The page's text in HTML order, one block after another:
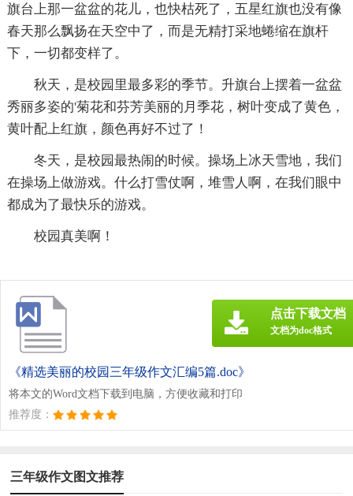
旗台上那一盆盆的花儿，也快枯死了，五星红旗也没有像
春天那么飘扬在天空中了，而是无精打采地蜷缩在旗杆
下，一切都变样了。
秋天，是校园里最多彩的季节。升旗台上摆着一盆盆
秀丽多姿的'菊花和芬芳美丽的月季花，树叶变成了黄色，
黄叶配上红旗，颜色再好不过了！
冬天，是校园最热闹的时候。操场上冰天雪地，我们
在操场上做游戏。什么打雪仗啊，堆雪人啊，在我们眼中
都成为了最快乐的游戏。
校园真美啊！
《精选美丽的校园三年级作文汇编5篇.doc》
将本文的Word文档下载到电脑，方便收藏和打印
推荐度：
点击下载文档
文档为doc格式
三年级作文图文推荐